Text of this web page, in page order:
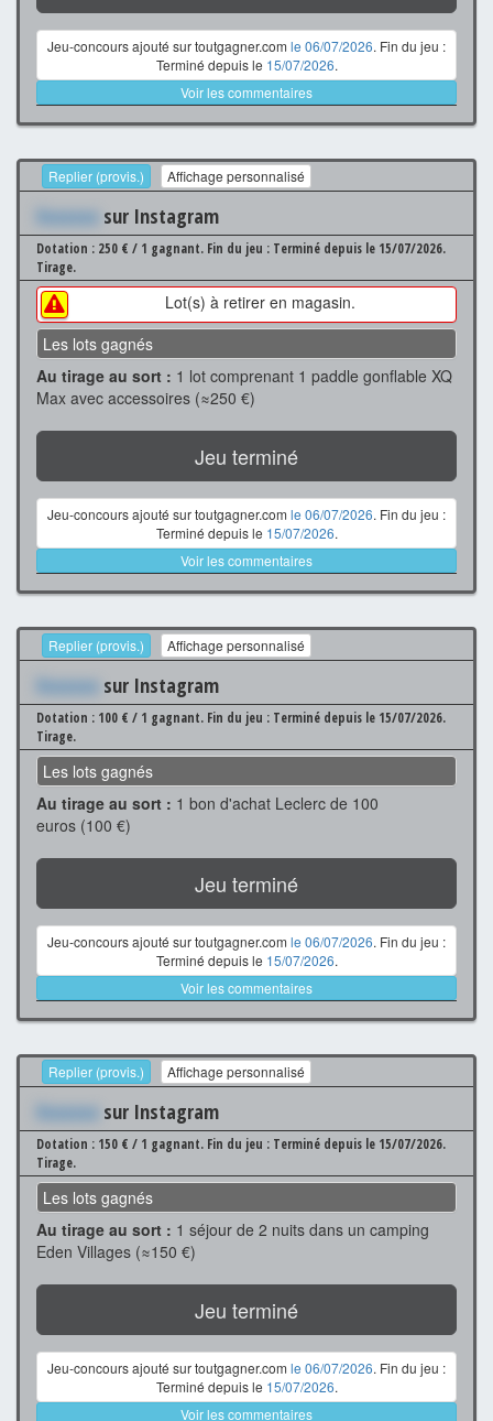
Jeu-concours ajouté sur toutgagner.com le 06/07/2026. Fin du jeu :
Terminé depuis le 15/07/2026.
Voir les commentaires
Replier (provis.) Affichage personnalisé
Xxxxxxx sur Instagram
Dotation : 250 € / 1 gagnant. Fin du jeu : Terminé depuis le 15/07/2026.
Tirage.
Lot(s) à retirer en magasin.
Les lots gagnés
Au tirage au sort : 1 lot comprenant 1 paddle gonflable XQ
Max avec accessoires (≈250 €)
Jeu terminé
Jeu-concours ajouté sur toutgagner.com le 06/07/2026. Fin du jeu :
Terminé depuis le 15/07/2026.
Voir les commentaires
Replier (provis.) Affichage personnalisé
Xxxxxxx sur Instagram
Dotation : 100 € / 1 gagnant. Fin du jeu : Terminé depuis le 15/07/2026.
Tirage.
Les lots gagnés
Au tirage au sort : 1 bon d'achat Leclerc de 100
euros (100 €)
Jeu terminé
Jeu-concours ajouté sur toutgagner.com le 06/07/2026. Fin du jeu :
Terminé depuis le 15/07/2026.
Voir les commentaires
Replier (provis.) Affichage personnalisé
Xxxxxxx sur Instagram
Dotation : 150 € / 1 gagnant. Fin du jeu : Terminé depuis le 15/07/2026.
Tirage.
Les lots gagnés
Au tirage au sort : 1 séjour de 2 nuits dans un camping
Eden Villages (≈150 €)
Jeu terminé
Jeu-concours ajouté sur toutgagner.com le 06/07/2026. Fin du jeu :
Terminé depuis le 15/07/2026.
Voir les commentaires